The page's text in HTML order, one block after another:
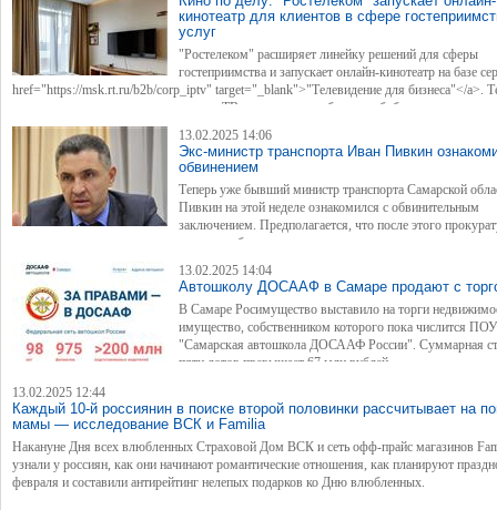
кинотеатр для клиентов в сфере
услуг
"Ростелеком" расширяет линейку решений для сферы
гостеприимства и запускает онлайн-кинотеатр на базе
href="https://msk.rt.ru/b2b/corp_iptv" target="_blank">"Телевидение для бизнеса"</a>.
клиентам доступны не только пакеты ТВ-каналов, но и обширная библиотека
лицензированного контента для любой аудитории. Новое предложение поможет
коммерческой недвижимости и предпринимателям, занятым в индустрии туризма или
повысить привлекательность своих объектов и услуг, а крупным компаниям и
повысить уровень лояльности и комфорта для своих гостей и сотрудников.
13.02.2025 14:06
Экс-министр транспорта Иван Пивкин
обвинением
Теперь уже бывший министр транспорта Самарской
Пивкин на этой неделе ознакомился с обвинительным
заключением. Предполагается, что после этого
согласно процедуре, должна утвердить обвинительное заключение и направить
суд.
13.02.2025 14:04
Автошколу ДОСААФ в Самаре продают с
В Самаре Росимущество выставило на торги
имущество, собственником которого пока числится ПОУ
"Самарская автошкола ДОСААФ России". Суммарная
пяти лотов превышает 67 млн рублей.
13.02.2025 12:44
Каждый 10-й россиянин в поиске второй половинки рассчитывает на
мамы — исследование ВСК и Familia
Накануне Дня всех влюбленных Страховой Дом ВСК и сеть офф-прайс магазинов
узнали у россиян, как они начинают романтические отношения, как планируют
февраля и составили антирейтинг нелепых подарков ко Дню влюбленных.